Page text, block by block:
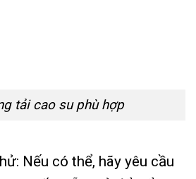
tải cao su phù hợp
Nếu có thể, hãy yêu cầu